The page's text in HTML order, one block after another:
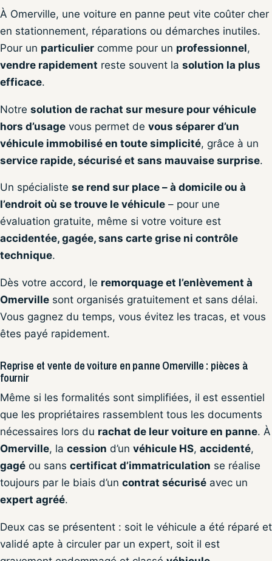
À Omerville, une voiture en panne peut vite coûter cher
en stationnement, réparations ou démarches inutiles.
Pour un particulier comme pour un professionnel,
vendre rapidement reste souvent la solution la plus
efficace.
Notre solution de rachat sur mesure pour véhicule
hors d’usage vous permet de vous séparer d’un
véhicule immobilisé en toute simplicité, grâce à un
service rapide, sécurisé et sans mauvaise surprise.
Un spécialiste se rend sur place – à domicile ou à
l’endroit où se trouve le véhicule – pour une
évaluation gratuite, même si votre voiture est
accidentée, gagée, sans carte grise ni contrôle
technique.
Dès votre accord, le remorquage et l’enlèvement à
Omerville sont organisés gratuitement et sans délai.
Vous gagnez du temps, vous évitez les tracas, et vous
êtes payé rapidement.
Reprise et vente de voiture en panne Omerville : pièces à
fournir
Même si les formalités sont simplifiées, il est essentiel
que les propriétaires rassemblent tous les documents
nécessaires lors du rachat de leur voiture en panne. À
Omerville, la cession d’un véhicule HS, accidenté,
gagé ou sans certificat d’immatriculation se réalise
toujours par le biais d’un contrat sécurisé avec un
expert agréé.
Deux cas se présentent : soit le véhicule a été réparé et
validé apte à circuler par un expert, soit il est